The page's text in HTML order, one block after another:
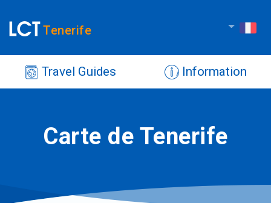
Tenerife
Travel Guides Information
Carte de Tenerife